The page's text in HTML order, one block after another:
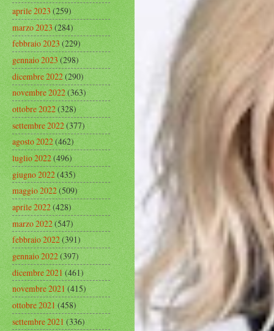
aprile 2023(259)
marzo 2023(284)
febbraio 2023(229)
gennaio 2023(298)
dicembre 2022(290)
novembre 2022(363)
ottobre 2022(328)
settembre 2022(377)
agosto 2022(462)
luglio 2022(496)
giugno 2022(435)
maggio 2022(509)
aprile 2022(428)
marzo 2022(547)
febbraio 2022(391)
gennaio 2022(397)
dicembre 2021(461)
novembre 2021(415)
ottobre 2021(458)
settembre 2021(336)